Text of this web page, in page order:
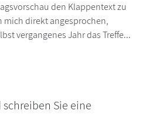
den Klappentext zu
mich direkt angesprochen,
vergangenes Jahr das Treffe...
Sie eine